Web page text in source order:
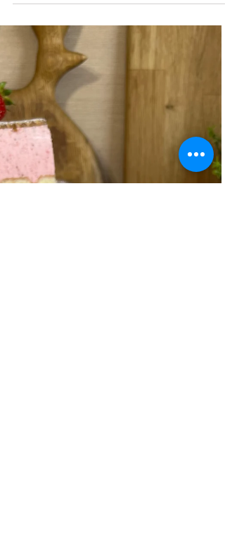
Składniki: 1. Biszkopty podłużne 110 g 2.
Borówki 500 g 3. Galaretka borówkowa 2 4.
Mascarpone 250 g 5. Śmietanka 30 % 400 g
6. Cukier...